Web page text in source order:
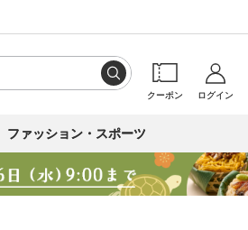
クーポン ログイン
ファッション・スポーツ